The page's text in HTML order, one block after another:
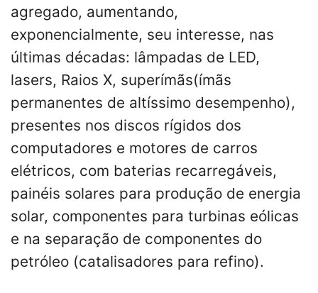
agregado, aumentando,
exponencialmente, seu interesse, nas
últimas décadas: lâmpadas de LED,
lasers, Raios X, superímãs(ímãs
permanentes de altíssimo desempenho),
presentes nos discos rígidos dos
computadores e motores de carros
elétricos, com baterias recarregáveis,
painéis solares para produção de energia
solar, componentes para turbinas eólicas
e na separação de componentes do
petróleo (catalisadores para refino).